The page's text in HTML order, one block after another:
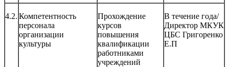
4.2. Компетентность
персонала
организации
культуры
Прохождение
курсов
повышения
квалификации
работниками
учреждений
В течение года/
Директор МКУК
ЦБС Григоренко
Е.П